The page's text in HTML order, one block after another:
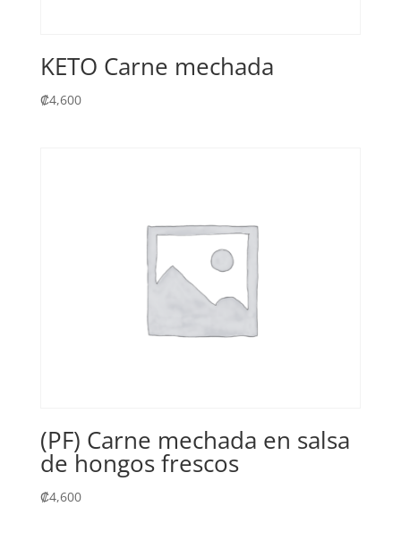
KETO Carne mechada
₡4,600
(PF) Carne mechada en salsa
de hongos frescos
₡4,600